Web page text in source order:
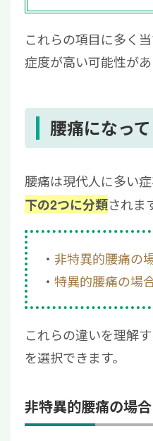
これらの項目に多く
症度が高い可能性があ
腰痛になっ
腰痛は現代人に多い
下の2つに分類されま
非特異的腰痛の
特異的腰痛の場
これらの違いを理解
を選択できます。
非特異的腰痛の場合